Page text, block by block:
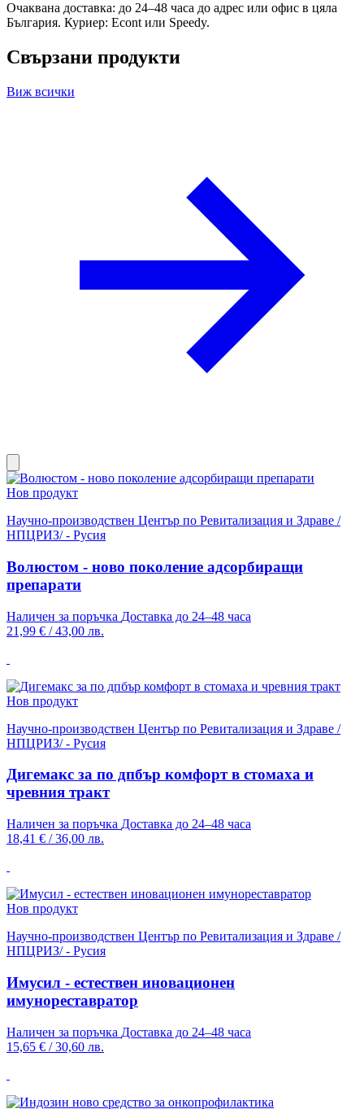
Очаквана доставка: до 24–48 часа до адрес или офис в цяла
България. Куриер: Econt или Speedy.
Свързани продукти
Виж всички
Нов продукт
Научно-производствен Център по Ревитализация и Здраве /
НПЦРИЗ/ - Русия
Волюстом - ново поколение адсорбиращи
препарати
Наличен за поръчка Доставка до 24–48 часа
21,99 € / 43,00 лв.
Нов продукт
Научно-производствен Център по Ревитализация и Здраве /
НПЦРИЗ/ - Русия
Дигемакс за по дпбър комфорт в стомаха и
чревния тракт
Наличен за поръчка Доставка до 24–48 часа
18,41 € / 36,00 лв.
Нов продукт
Научно-производствен Център по Ревитализация и Здраве /
НПЦРИЗ/ - Русия
Имусил - естествен иновационен
имунореставратор
Наличен за поръчка Доставка до 24–48 часа
15,65 € / 30,60 лв.